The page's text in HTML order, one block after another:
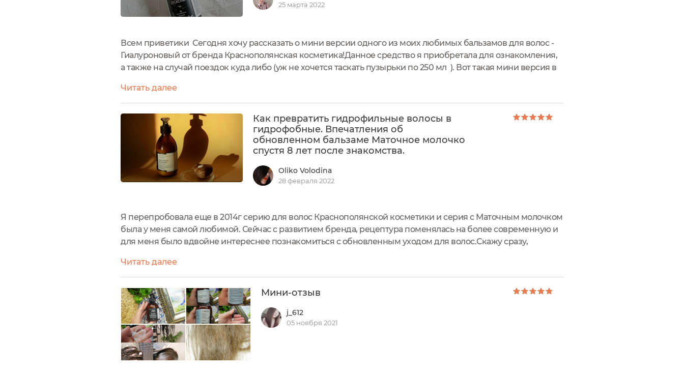
25 марта 2022
Всем приветики Сегодня хочу рассказать о мини версии одного из моих любимых бальзамов для волос -
Гиалуроновый от бренда Краснополянская косметика!Данное средство я приобретала для ознакомления,
а также на случай поездок куда либо (уж не хочется таскать пузырьки по 250 мл ). Вот такая мини версия в
Читать далее
Как превратить гидрофильные волосы в
гидрофобные. Впечатления об
обновленном бальзаме Маточное молочко
спустя 8 лет после знакомства.
Oliko Volodina
28 февраля 2022
Я перепробовала еще в 2014г серию для волос Краснополянской косметики и серия с Маточным молочком
была у меня самой любимой. Сейчас с развитием бренда, рецептура поменялась на более современную и
для меня было вдвойне интереснее познакомиться с обновленным уходом для волос.Скажу сразу,
волосах и привести...
Читать далее
Мини-отзыв
j_612
05 ноября 2021